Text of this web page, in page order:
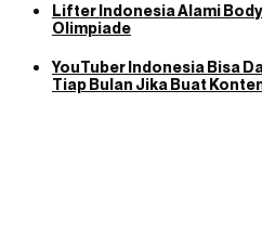
Lifter Indonesia Alami
Olimpiade
YouTuber Indonesia Bisa
Tiap Bulan Jika Buat